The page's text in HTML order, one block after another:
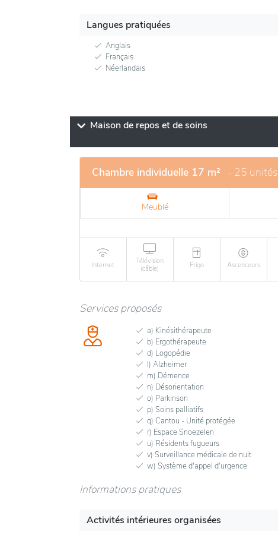
Langues pratiquées
Anglais
Français
Néerlandais
Maison de repos et de soins
Chambre individuelle 17 m² - 25 unités
Meublé
Internet
Télévision
(câble)
Frigo Ascenceurs
Services proposés
a) Kinésithérapeute
b) Ergothérapeute
d) Logopédie
l) Alzheimer
m) Démence
n) Désorientation
o) Parkinson
p) Soins palliatifs
q) Cantou - Unité protégée
r) Espace Snoezelen
u) Résidents fugueurs
v) Surveillance médicale de nuit
w) Système d'appel d'urgence
Informations pratiques
Activités intérieures organisées